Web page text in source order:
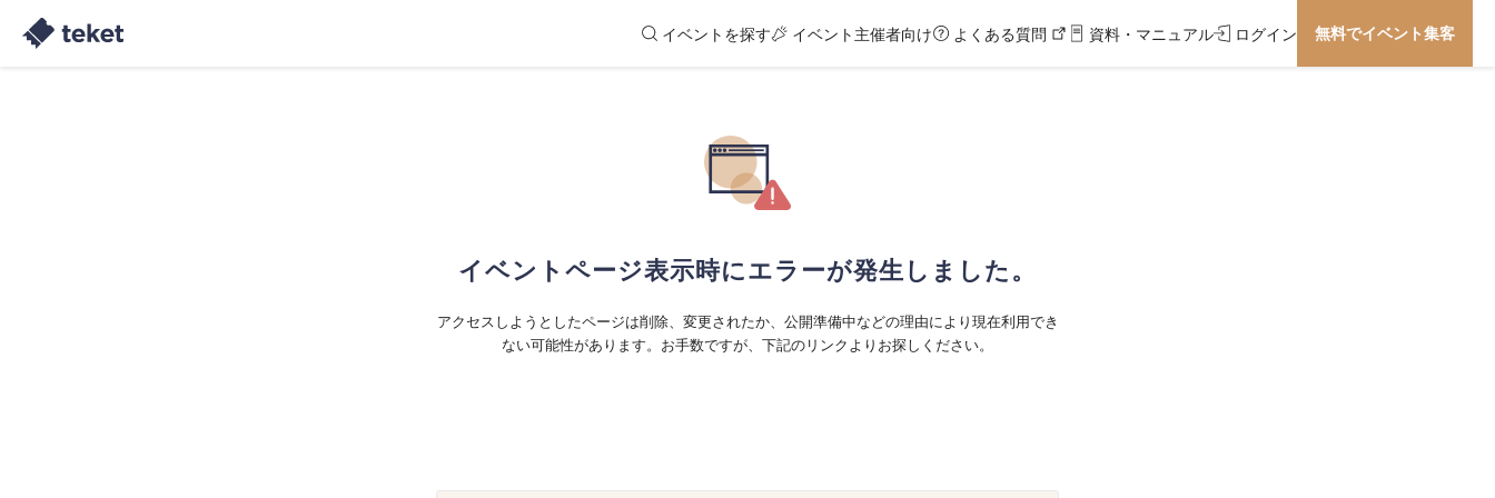
イベントを探す イベント主催者向け よくある質問 資料・マニュアル ログイン 無料でイベント集客
イベントページ表示時にエラーが発生しました。
アクセスしようとしたページは削除、変更されたか、公開準備中などの理由により現在利用でき
ない可能性があります。お手数ですが、下記のリンクよりお探しください。